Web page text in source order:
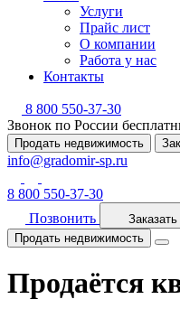
Услуги
Прайс лист
О компании
Работа у нас
Контакты
8 800 550-37-30
Звонок по России
Продать недвижимость
info@gradomir-sp.ru
8 800 550-37-30
Позвонить
Продать недвижимость
Продаётся